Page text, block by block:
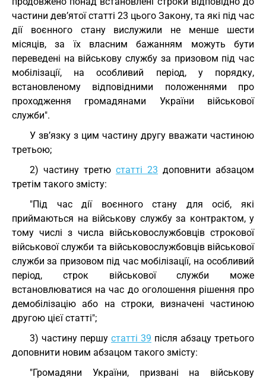
частини дев’ятої статті 23 цього Закону, та які під час
дії воєнного стану вислужили не менше шести
місяців, за їх власним бажанням можуть бути
переведені на військову службу за призовом під час
мобілізації, на особливий період, у порядку,
встановленому відповідними положеннями про
проходження громадянами України військової
служби".
У зв’язку з цим частину другу вважати частиною
третьою;
2) частину третю статті 23 доповнити абзацом
третім такого змісту:
"Під час дії воєнного стану для осіб, які
приймаються на військову службу за контрактом, у
тому числі з числа військовослужбовців строкової
військової служби та військовослужбовців військової
служби за призовом під час мобілізації, на особливий
період, строк військової служби може
встановлюватися на час до оголошення рішення про
демобілізацію або на строки, визначені частиною
другою цієї статті";
3) частину першу статті 39 після абзацу третього
доповнити новим абзацом такого змісту:
"Громадяни України, призвані на військову